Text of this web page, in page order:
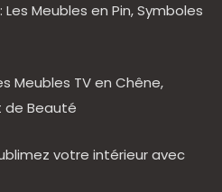
Meubles en Pin, Symboles
Meubles TV en Chêne,
de Beauté
votre intérieur avec